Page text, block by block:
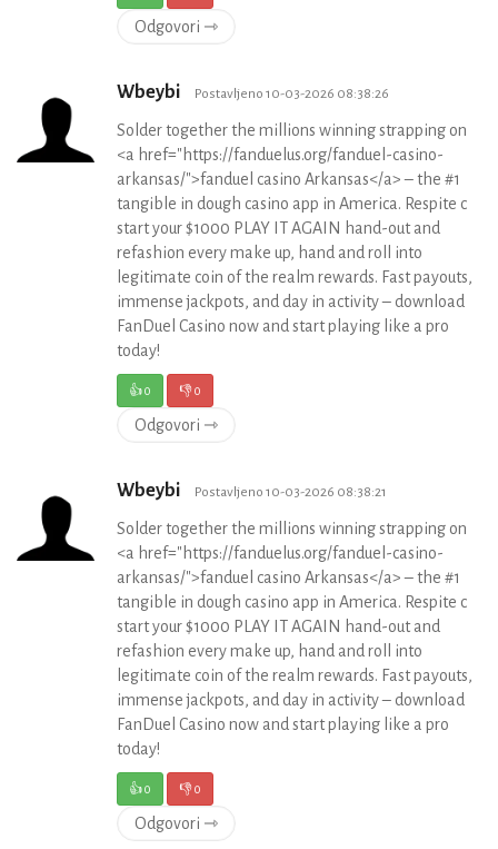
Odgovori ⇾
Wbeybi Postavljeno 10-03-2026 08:38:26
Solder together the millions winning strapping on
<a href="https://fanduelus.org/fanduel-casino-
arkansas/">fanduel casino Arkansas</a> – the #1
tangible in dough casino app in America. Respite c
start your $1000 PLAY IT AGAIN hand-out and
refashion every make up, hand and roll into
legitimate coin of the realm rewards. Fast payouts,
immense jackpots, and day in activity – download
FanDuel Casino now and start playing like a pro
today!
👍0 👎0
Odgovori ⇾
Wbeybi Postavljeno 10-03-2026 08:38:21
Solder together the millions winning strapping on
<a href="https://fanduelus.org/fanduel-casino-
arkansas/">fanduel casino Arkansas</a> – the #1
tangible in dough casino app in America. Respite c
start your $1000 PLAY IT AGAIN hand-out and
refashion every make up, hand and roll into
legitimate coin of the realm rewards. Fast payouts,
immense jackpots, and day in activity – download
FanDuel Casino now and start playing like a pro
today!
👍0 👎0
Odgovori ⇾